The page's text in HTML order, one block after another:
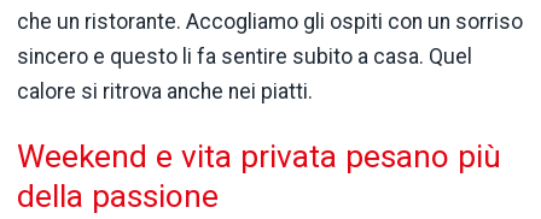
che un ristorante. Accogliamo gli ospiti con un sorriso
sincero e questo li fa sentire subito a casa. Quel
calore si ritrova anche nei piatti.
Weekend e vita privata pesano più
della passione